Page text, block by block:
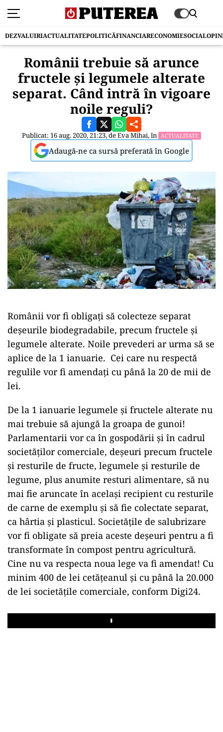
DEZVALUIRIACTUALITATEPOLITICĂFINANCIARECONOMIESOCIAL
Românii trebuie să arunce
fructele și legumele alterate
separat. Când intră în vigoare
noile reguli?
Publicat: 16 aug. 2020, 21:23, deEva Mihai, în ACTUALITATE
Adaugă-ne ca sursă preferată în Google
Românii vor fi obligați să colecteze separat
deșeurile biodegradabile, precum fructele și
legumele alterate. Noile prevederi ar urma să se
aplice de la 1 ianuarie. Cei care nu respectă
regulile vor fi amendați cu până la 20 de mii de
lei.
De la 1 ianuarie legumele și fructele alterate nu
mai trebuie să ajungă la groapa de gunoi!
Parlamentarii vor ca în gospodării și în cadrul
societăților comerciale, deșeuri precum fructele
și resturile de fructe, legumele și resturile de
legume, plus anumite resturi alimentare, să nu
mai fie aruncate în același recipient cu resturile
de carne de exemplu și să fie colectate separat,
ca hârtia și plasticul. Societățile de salubrizare
vor fi obligate să preia aceste deșeuri pentru a fi
transformate în compost pentru agricultură.
Cine nu va respecta noua lege va fi amendat! Cu
minim 400 de lei cetățeanul și cu până la 20.000
de lei societățile comerciale, conform Digi24.
Play